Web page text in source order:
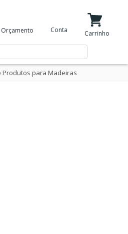
Orçamento Conta Carrinho
Produtos para Madeiras